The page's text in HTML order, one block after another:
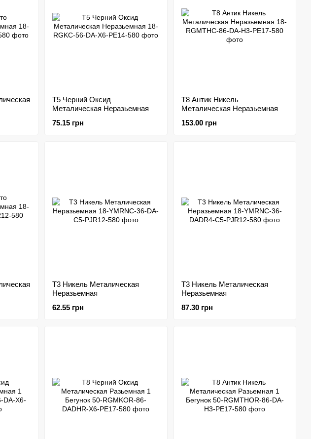
Т5 Черний Оксид
Металическая Неразьемная
75.15 грн
Т8 Антик Никель
Металическая Неразьемная
153.00 грн
Т3 Никель Металическая
Неразьемная
62.55 грн
Т3 Никель Металическая
Неразьемная
87.30 грн